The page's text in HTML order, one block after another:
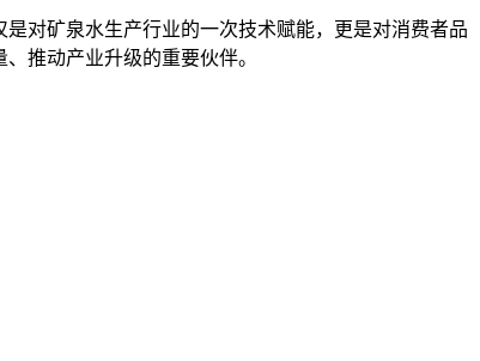
对矿泉水生产行业的一次技术赋能，更是对消费者品
推动产业升级的重要伙伴。